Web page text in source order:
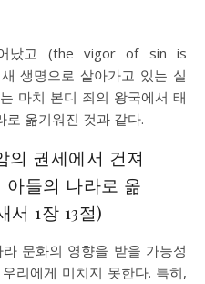
났고 (the vigor of sin is
생명으로 살아가고 있는 실
마치 본디 죄의 왕국에서 태
로 옮기워진 것과 같다.
의 권세에서 건져
들의 나라로 옮
서 1장 13절)
문화의 영향을 받을 가능성
리에게 미치지 못한다. 특히,